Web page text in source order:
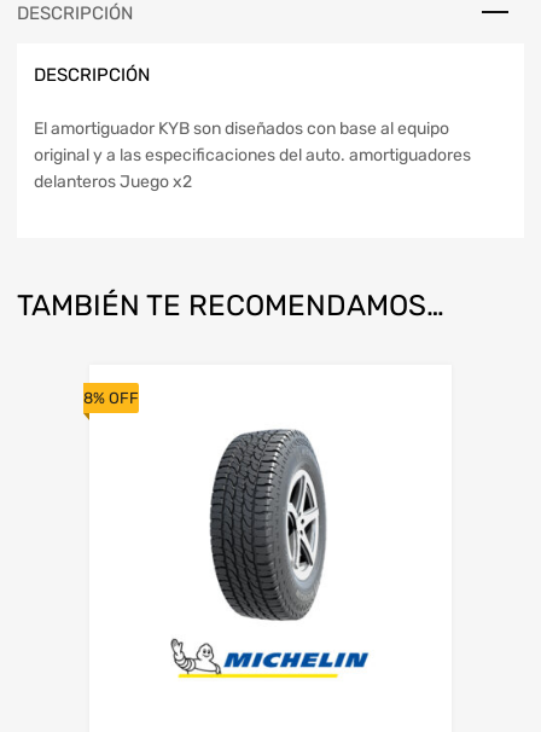
DESCRIPCIÓN
DESCRIPCIÓN
El amortiguador KYB son diseñados con base al equipo
original y a las especificaciones del auto. amortiguadores
delanteros Juego x2
TAMBIÉN TE RECOMENDAMOS…
8% OFF